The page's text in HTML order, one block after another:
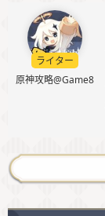
ライター
原神攻略@Game8